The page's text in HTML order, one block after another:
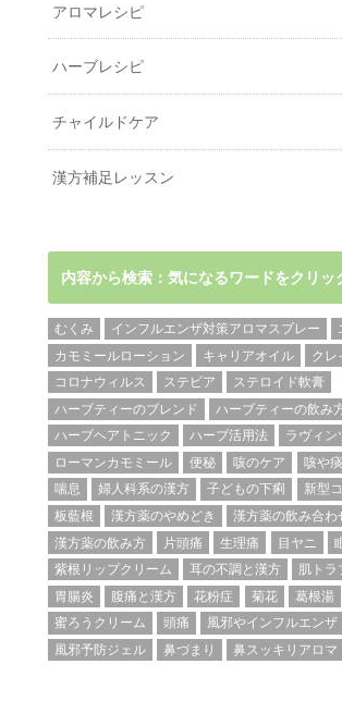
アロマレシピ
ハーブレシピ
チャイルドケア
漢方補足レッスン
内容から検索：気になるワードをクリッ
むくみ インフルエンザ対策アロマスプレー
カモミールローション
キャリアオイル
クレ
コロナウィルス
ステビア
ステロイド軟膏
ハーブティーのブレンド
ハーブティーの飲み
ハーブヘアトニック
ハーブ活用法
ラヴィン
ローマンカモミール
便秘 咳のケア
咳や
喘息
婦人科系の漢方 子どもの下痢
新型
板藍根
漢方薬のやめどき
漢方薬の飲み合わ
漢方薬の飲み方
片頭痛 生理痛 目ヤニ
紫根リップクリーム
耳の不調と漢方
肌トラ
胃腸炎
腹痛と漢方 花粉症 菊花
葛根湯
蜜ろうクリーム
頭痛
風邪やインフルエンザ
風邪予防ジェル
鼻づまり 鼻スッキリアロマ